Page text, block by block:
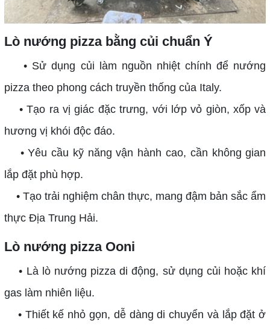
Lò nướng pizza bằng củi chuẩn Ý
• Sử dụng củi làm nguồn nhiệt chính để nướng
pizza theo phong cách truyền thống của Italy.
• Tạo ra vị giác đặc trưng, với lớp vỏ giòn, xốp và
hương vị khói độc đáo.
• Yêu cầu kỹ năng vận hành cao, cần không gian
lắp đặt phù hợp.
• Tạo trải nghiệm chân thực, mang đậm bản sắc ẩm
thực Địa Trung Hải.
Lò nướng pizza Ooni
• Là lò nướng pizza di động, sử dụng củi hoặc khí
gas làm nhiên liệu.
• Thiết kế nhỏ gọn, dễ dàng di chuyển và lắp đặt ở